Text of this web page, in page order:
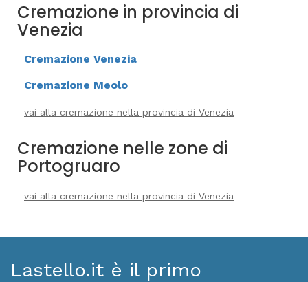
Cremazione in provincia di
Venezia
Cremazione Venezia
Cremazione Meolo
vai alla cremazione nella provincia di Venezia
Cremazione nelle zone di
Portogruaro
vai alla cremazione nella provincia di Venezia
Lastello.it è il primo